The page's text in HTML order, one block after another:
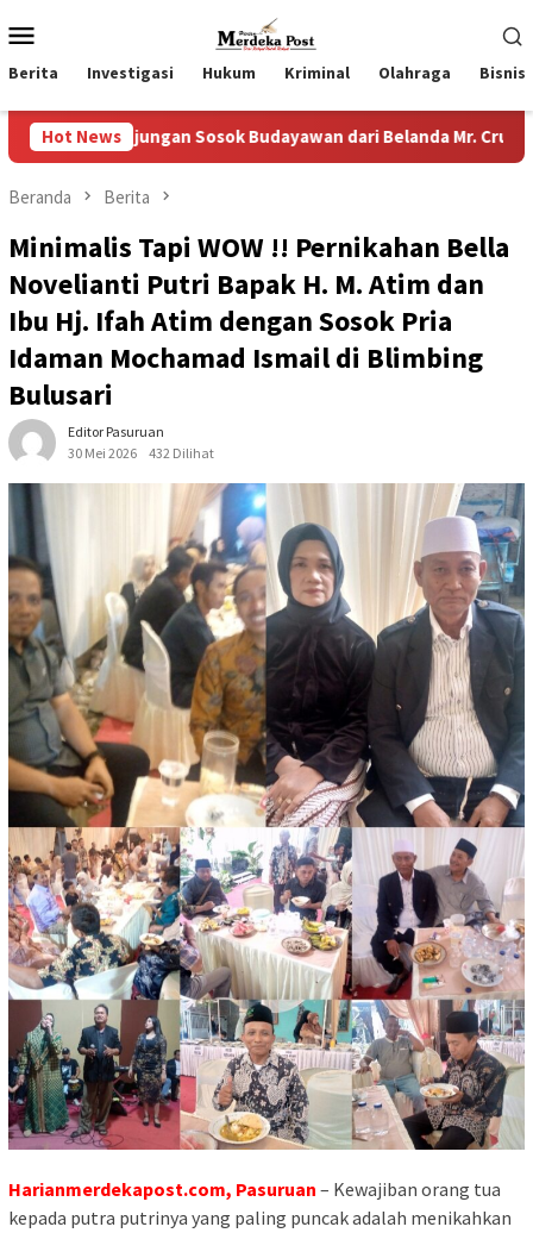
ke
kontenMobile
Berita Investigasi Hukum Kriminal Olahraga Bisnis
Hot News
Sosok Budayawan dari Belanda Mr. Crues Collen
Beranda Berita
Minimalis Tapi WOW !! Pernikahan Bella
Novelianti Putri Bapak H. M. Atim dan
Ibu Hj. Ifah Atim dengan Sosok Pria
Idaman Mochamad Ismail di Blimbing
Bulusari
Editor Pasuruan
30 Mei 2026
432 Dilihat
Harianmerdekapost.com, Pasuruan – Kewajiban orang tua
kepada putra putrinya yang paling puncak adalah menikahkan